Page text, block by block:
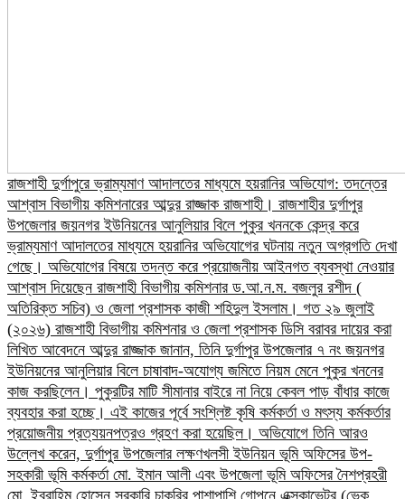
রাজশাহী দুর্গাপুরে ভ্রাম্যমাণ আদালতের মাধ্যমে হয়রানির অভিযোগ: তদন্তের
আশ্বাস বিভাগীয় কমিশনারের আব্দুর রাজ্জাক রাজশাহী। রাজশাহীর দুর্গাপুর
উপজেলার জয়নগর ইউনিয়নের আনুলিয়ার বিলে পুকুর খননকে কেন্দ্র করে
ভ্রাম্যমাণ আদালতের মাধ্যমে হয়রানির অভিযোগের ঘটনায় নতুন অগ্রগতি দেখা
গেছে। অভিযোগের বিষয়ে তদন্ত করে প্রয়োজনীয় আইনগত ব্যবস্থা নেওয়ার
আশ্বাস দিয়েছেন রাজশাহী বিভাগীয় কমিশনার ড.আ.ন.ম. বজলুর রশীদ (
অতিরিক্ত সচিব) ও জেলা প্রশাসক কাজী শহিদুল ইসলাম। গত ২৯ জুলাই
(২০২৬) রাজশাহী বিভাগীয় কমিশনার ও জেলা প্রশাসক ডিসি বরাবর দায়ের করা
লিখিত আবেদনে আব্দুর রাজ্জাক জানান, তিনি দুর্গাপুর উপজেলার ৭ নং জয়নগর
ইউনিয়নের আনুলিয়ার বিলে চাষাবাদ-অযোগ্য জমিতে নিয়ম মেনে পুকুর খননের
কাজ করছিলেন। পুকুরটির মাটি সীমানার বাইরে না নিয়ে কেবল পাড় বাঁধার কাজে
ব্যবহার করা হচ্ছে। এই কাজের পূর্বে সংশ্লিষ্ট কৃষি কর্মকর্তা ও মৎস্য কর্মকর্তার
প্রয়োজনীয় প্রত্যয়নপত্রও গ্রহণ করা হয়েছিল।​ অভিযোগে তিনি আরও
উল্লেখ করেন, দুর্গাপুর উপজেলার লক্ষণখলসী ইউনিয়ন ভূমি অফিসের উপ-
সহকারী ভূমি কর্মকর্তা মো. ইমান আলী এবং উপজেলা ভূমি অফিসের নৈশপ্রহরী